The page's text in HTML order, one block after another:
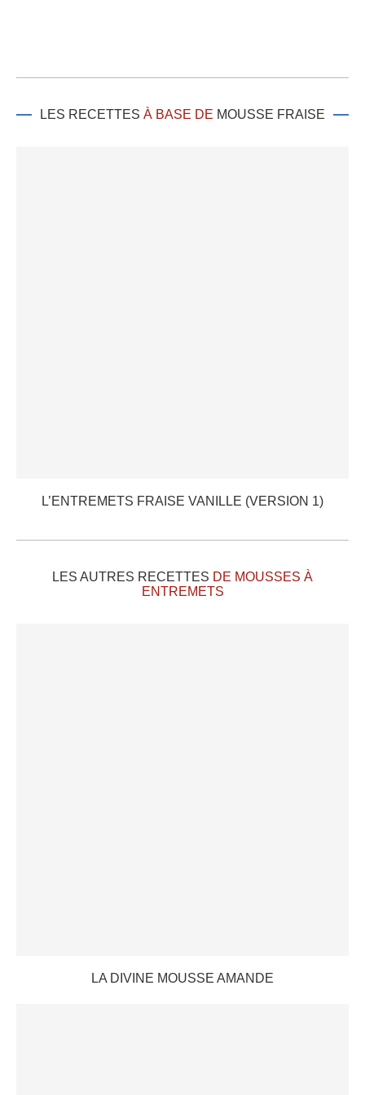
LES RECETTES À BASE DE MOUSSE FRAISE
L’ENTREMETS FRAISE VANILLE (VERSION 1)
LES AUTRES RECETTES DE MOUSSES À
ENTREMETS
LA DIVINE MOUSSE AMANDE